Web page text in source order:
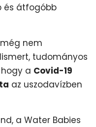
és átfogóbb
nem
tudományos
a Covid-19
az uszodavízben
a Water Babies